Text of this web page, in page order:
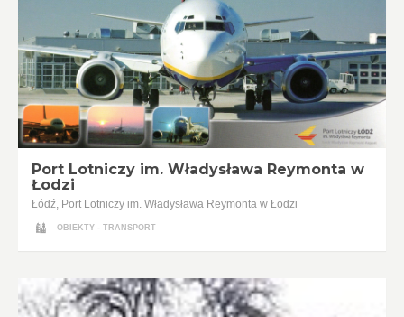
Port Lotniczy im. Władysława Reymonta w
Łodzi
Łódź, Port Lotniczy im. Władysława Reymonta w Łodzi
OBIEKTY - TRANSPORT